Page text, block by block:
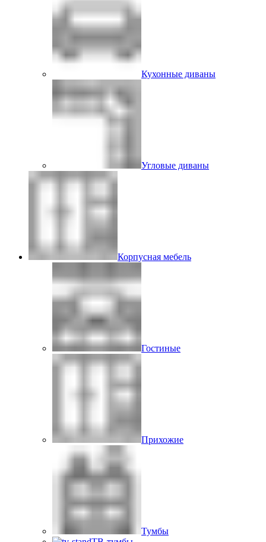
Кухонные диваны
Угловые диваны
Корпусная мебель
Гостиные
Прихожие
Тумбы